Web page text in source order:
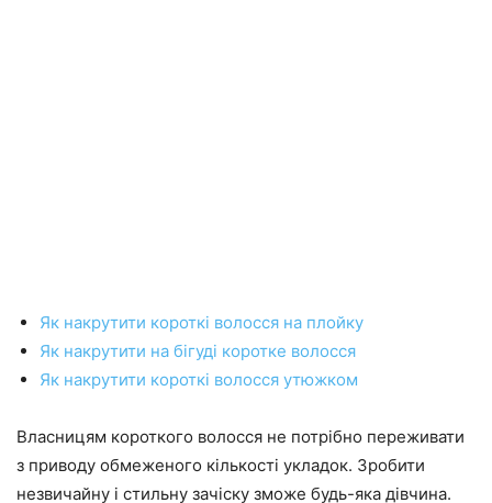
Як накрутити короткі волосся на плойку
Як накрутити на бігуді коротке волосся
Як накрутити короткі волосся утюжком
Власницям короткого волосся не потрібно переживати
з приводу обмеженого кількості укладок. Зробити
незвичайну і стильну зачіску зможе будь-яка дівчина.